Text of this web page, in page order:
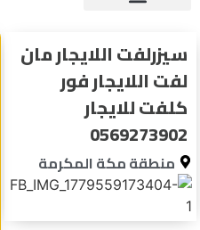
سيزرلفت اللايجار مان
لفت اللايجار فور
كلفت للايجار
0569273902
منطقة مكة المكرمة